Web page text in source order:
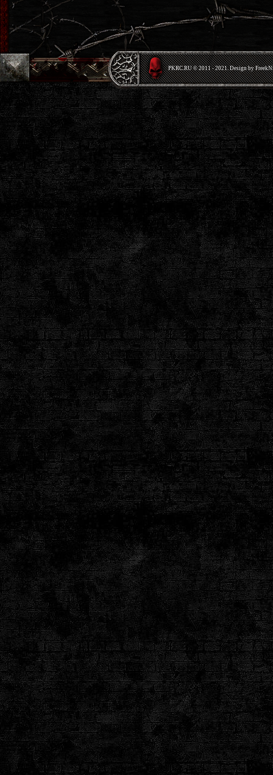
PKRС.RU © 2011 - 2021. Design by